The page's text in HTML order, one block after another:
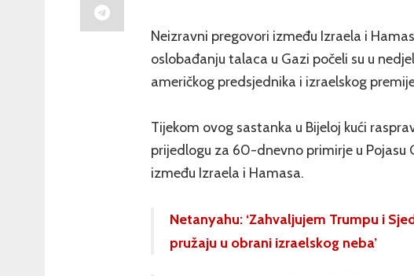
Neizravni pregovori između Izraela i
oslobađanju talaca u Gazi počeli su u
američkog predsjednika i izraelskog
Tijekom ovog sastanka u Bijeloj kući
prijedlogu za 60-dnevno primirje u Pojasu
između Izraela i Hamasa.
Netanyahu: ‘Zahvaljujem Trumpu i
pružaju u obrani izraelskog neba’